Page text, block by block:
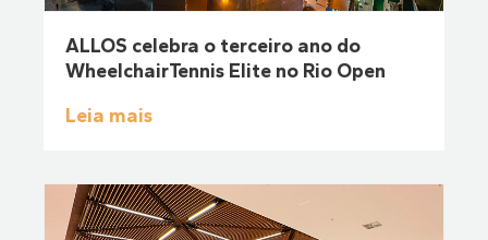
ALLOS celebra o terceiro ano do
WheelchairTennis Elite no Rio Open
Leia mais